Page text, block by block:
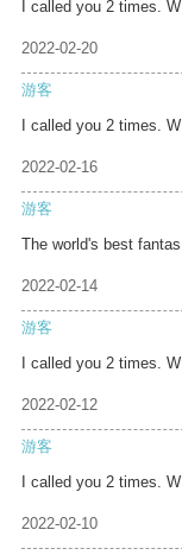
I called you 2 times. W
2022-02-20
游客
I called you 2 times. W
2022-02-16
游客
The world's best fantas
2022-02-14
游客
I called you 2 times. W
2022-02-12
游客
I called you 2 times. W
2022-02-10